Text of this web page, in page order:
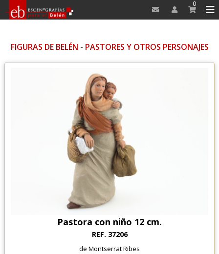
0
FIGURAS DE BELÉN - PASTORES Y OTROS PERSONAJES
Pastora con niño 12 cm.
REF. 37206
de Montserrat Ribes